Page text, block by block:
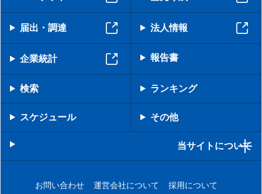
届出・調達 法人情報
企業統計 報告書
検索 ランキング
スケジュール その他
当サイトについて
お問い合わせ 運営会社について
採用について